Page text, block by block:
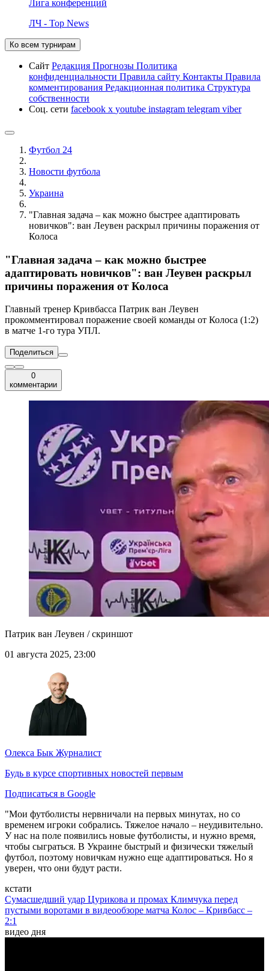
Лига конференций
ЛЧ - Top News
Ко всем турнирам
Сайт Редакция Прогнозы Политика
конфиденциальности Правила сайту Контакты Правила
комментирования Редакционная политика Структура
собственности
Соц. сети facebook x youtube instagram telegram viber
Футбол 24
Новости футбола
Украина
"Главная задача – как можно быстрее адаптировать
новичков": ван Леувен раскрыл причины поражения от
Колоса
"Главная задача – как можно быстрее
адаптировать новичков": ван Леувен раскрыл
причины поражения от Колоса
Главный тренер Кривбасса Патрик ван Леувен
прокомментировал поражение своей команды от Колоса (1:2)
в матче 1-го тура УПЛ.
Поделиться
0
комментарии
Патрик ван Леувен / скриншот
01 августа 2025, 23:00
Олекса Бык Журналист
Будь в курсе спортивных новостей первым
Подписаться в Google
"Мои футболисты нервничали на первых минутах, но со
временем игроки собрались. Тяжелое начало – неудивительно.
У нас на поле появились новые футболисты, и нужно время,
чтобы сыграться. В Украине быстрый и физически тяжелый
футбол, поэтому новичкам нужно еще адаптироваться. Но я
уверен, что они будут расти.
кстати
Сумасшедший удар Цурикова и промах Климчука перед
пустыми воротами в видеообзоре матча Колос – Кривбасс –
2:1
видео дня